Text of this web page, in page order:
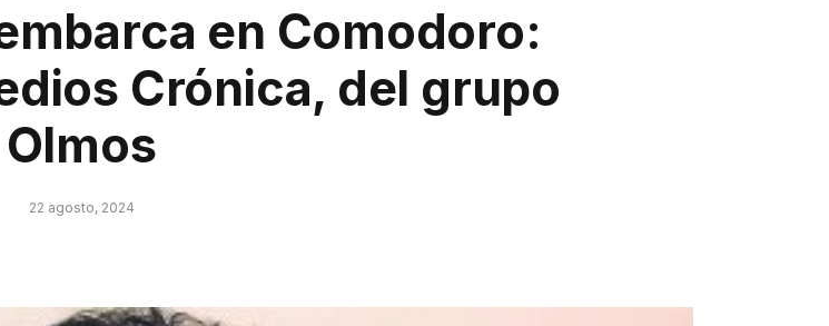
en Comodoro:
Crónica, del grupo
Olmos
22 agosto, 2024